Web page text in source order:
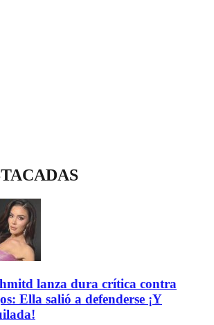
lanza dura crítica contra
Ella salió a defenderse ¡Y